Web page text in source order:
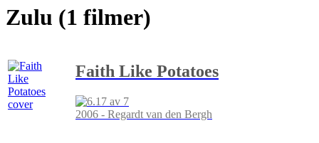
Zulu (1 filmer)
Faith Like Potatoes
2006 - Regardt van den Bergh